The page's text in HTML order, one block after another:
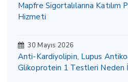
Mapfre Sigortalılarına Katılım
Hizmeti
30 Mayıs 2026
Anti-Kardiyolipin, Lupus
Glikoprotein 1 Testleri Neden